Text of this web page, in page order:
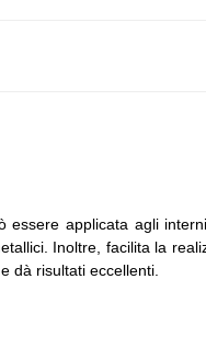
essere applicata agli
Inoltre, facilita la
dà risultati eccellenti.